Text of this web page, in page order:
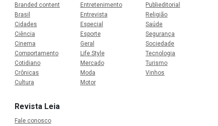
Branded content
Brasil
Cidades
Ciência
Cinema
Comportamento
Cotidiano
Crônicas
Cultura
Entretenimento
Entrevista
Especial
Esporte
Geral
Life Style
Mercado
Moda
Motor
Publieditorial
Religião
Saúde
Segurança
Sociedade
Tecnologia
Turismo
Vinhos
Revista Leia
Fale conosco